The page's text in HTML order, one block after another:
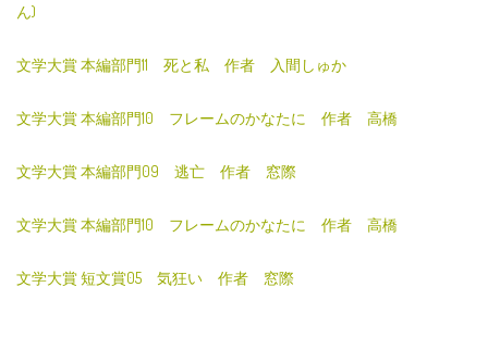
ん)
文学大賞 本編部門11 死と私 作者 入間しゅか
文学大賞 本編部門10 フレームのかなたに 作者 高橋
文学大賞 本編部門09 逃亡 作者 窓際
文学大賞 本編部門10 フレームのかなたに 作者 高橋
文学大賞 短文賞05 気狂い 作者 窓際